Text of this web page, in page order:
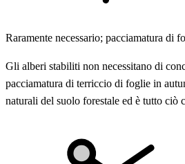
Raramente necessario; pacciamatura di
Gli alberi stabiliti non necessitano di
pacciamatura di terriccio di foglie in
naturali del suolo forestale ed è tutto ciò